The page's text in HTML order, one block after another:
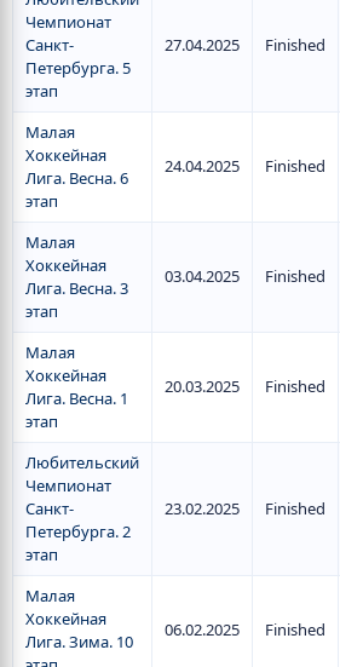
Чемпионат
Санкт-
Петербурга. 5
этап
27.04.2025 Finished
Малая
Хоккейная
Лига. Весна. 6
этап
24.04.2025 Finished
Малая
Хоккейная
Лига. Весна. 3
этап
03.04.2025 Finished
Малая
Хоккейная
Лига. Весна. 1
этап
20.03.2025 Finished
Любительский
Чемпионат
Санкт-
Петербурга. 2
этап
23.02.2025 Finished
Малая
Хоккейная
Лига. Зима. 10
06.02.2025 Finished